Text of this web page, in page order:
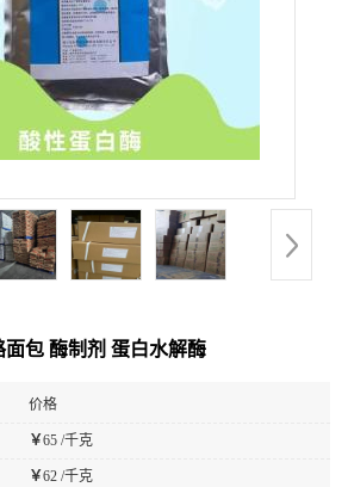
面包 酶制剂 蛋白水解酶
价格
￥65 /千克
￥62 /千克